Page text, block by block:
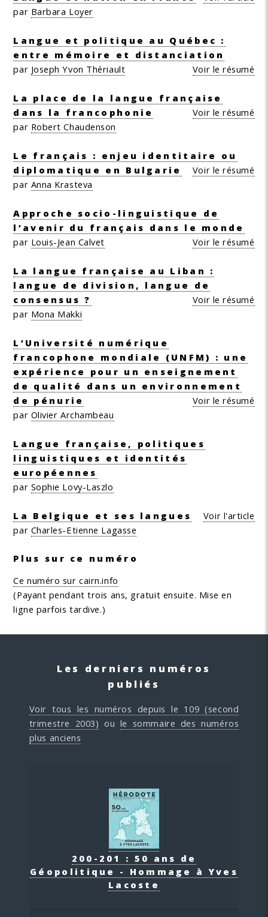
par Barbara Loyer
Langue et politique au Québec :
entre mémoire et distanciation
Voir le résumé
par Joseph Yvon Thériault
La place de la langue française
dans la francophonie
Voir le résumé
par Robert Chaudenson
Le français : enjeu identitaire ou
diplomatique en Bulgarie
Voir le résumé
par Anna Krasteva
Approche socio-linguistique de
l’avenir du français dans le monde
Voir le résumé
par Louis-Jean Calvet
La langue française au Liban :
langue de division, langue de
consensus ?
Voir le résumé
par Mona Makki
L’Université numérique
francophone mondiale (UNFM) : une
expérience pour un enseignement
de qualité dans un environnement
de pénurie
Voir le résumé
par Olivier Archambeau
Langue française, politiques
linguistiques et identités
européennes
par Sophie Lovy-Laszlo
La Belgique et ses langues
Voir l'article
par Charles-Etienne Lagasse
Plus sur ce numéro
Ce numéro sur cairn.info
(Payant pendant trois ans, gratuit ensuite. Mise en
ligne parfois tardive.)
Les derniers numéros
publiés
Voir tous les numéros depuis le 109 (second
trimestre 2003) ou le sommaire des numéros
plus anciens
200-201 : 50 ans de
Géopolitique - Hommage à Yves
Lacoste